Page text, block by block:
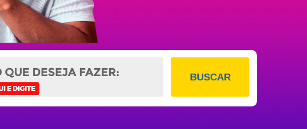
BUSCAR